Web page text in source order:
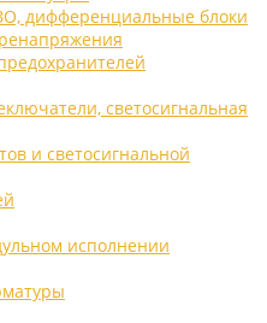
дифференциальные блоки
светосигнальная
и светосигнальной
исполнении